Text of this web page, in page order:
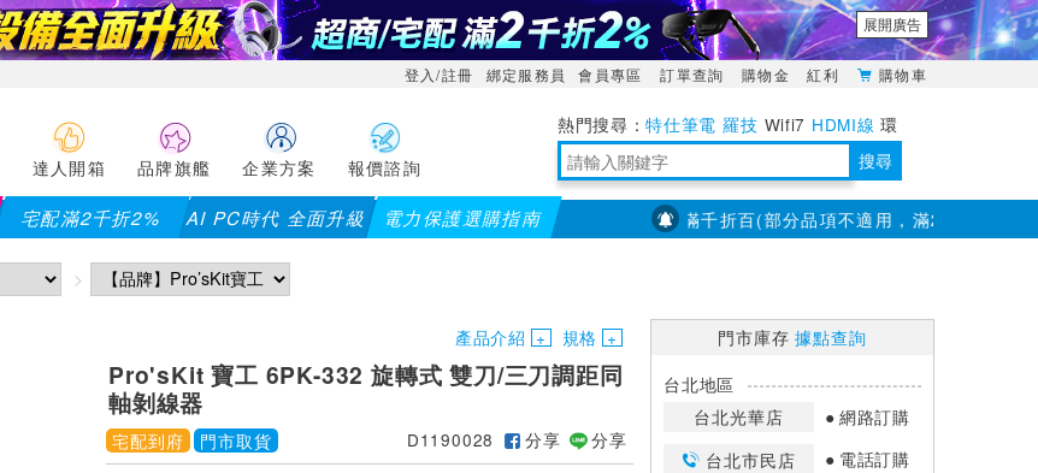
展開廣告
登入/註冊 綁定服務員 會員專區 訂單查詢 購物金 紅利 購物車
達人開箱 品牌旗艦 企業方案 報價諮詢
特仕筆電 羅技 Wifi7 HDMI線 環
境量測 明緯POWER 搜尋
宅配滿2千折2% AI PC時代 全面升級 電力保護選購指南【PX大通】全館滿千折百(部分品項不適用，滿2千折200...)
產品介紹 規格
Pro'sKit 寶工 6PK-332 旋轉式 雙刀/三刀調距同
軸剝線器
宅配到府 門市取貨 D1190028 分享 分享
門市庫存據點查詢
台北地區
台北光華店
網路訂購
台北市民店
電話訂購